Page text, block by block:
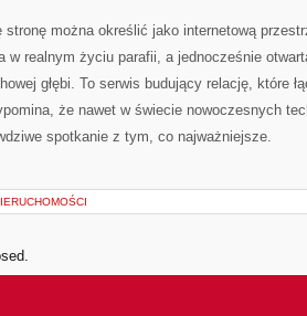
stronę można określić jako internetową
w realnym życiu parafii, a jednocześnie
głębi. To serwis budujący relację, które
że nawet w świecie nowoczesnych
spotkanie z tym, co najważniejsze.